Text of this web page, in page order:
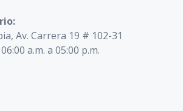
Av. Carrera 19 # 102-31
a.m. a 05:00 p.m.